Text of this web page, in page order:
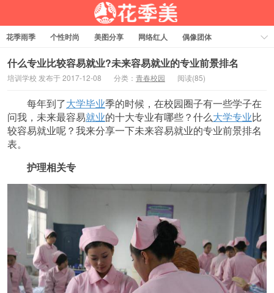
花季雨季 个性时尚 美图分享 网络红人
偶像团体
福利资源
热门排行
什么专业比较容易就业?未来容易就业的专业前景排名
培训学校 发布于 2017-12-08 分类： 青春校园 阅读(85)
每年到了大学毕业季的时候，在校园圈子有一些学子在
问我，未来最容易就业的十大专业有哪些？什么大学专业比
较容易就业呢？我来分享一下未来容易就业的专业前景排名
表。
护理相关专